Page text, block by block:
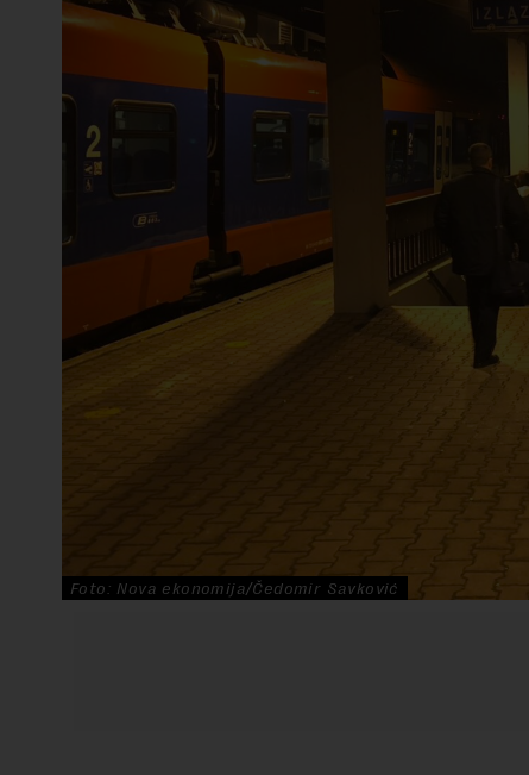
Foto: Nova ekonomija/Čedomir Savković